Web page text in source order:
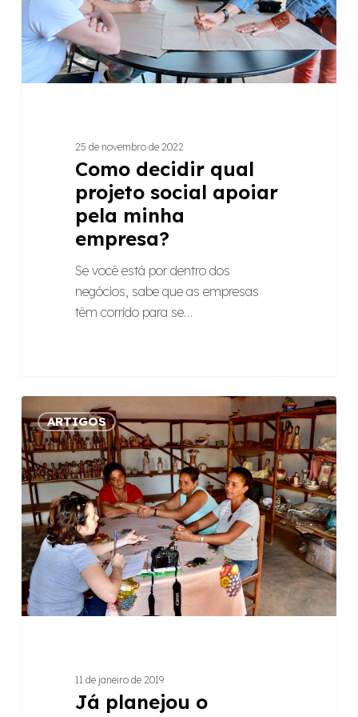
pela
minha
empresa?
25 de novembro de 2022
Como decidir qual
projeto social apoiar
pela minha
empresa?
Se você está por dentro dos
negócios, sabe que as empresas
têm corrido para se…
planejou
o
investimento
social
da
sua
empresa?
ARTIGOS
11 de janeiro de 2019
Já planejou o